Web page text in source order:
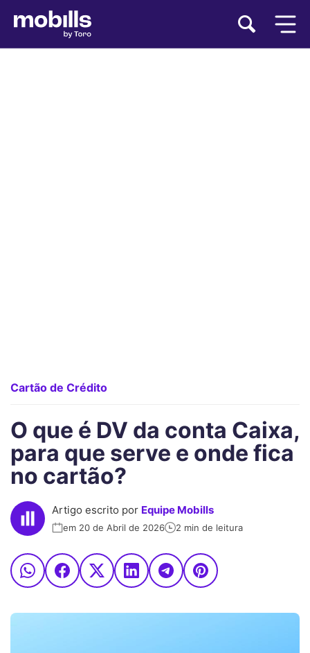
Cartão de Crédito
O que é DV da conta Caixa,
para que serve e onde fica
no cartão?
Artigo escrito por Equipe Mobills
em 20 de Abril de 2026 2 min de leitura